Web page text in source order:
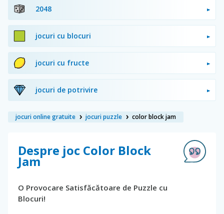
2048
jocuri cu blocuri
jocuri cu fructe
jocuri de potrivire
jocuri online gratuite jocuri puzzle color block jam
Despre joc Color Block
Jam
O Provocare Satisfăcătoare de Puzzle cu
Blocuri!